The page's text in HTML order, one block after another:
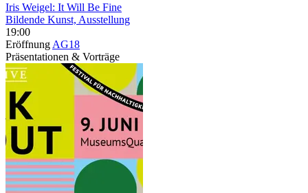
Iris Weigel: It Will Be Fine
Bildende Kunst, Ausstellung
19:00
Eröffnung AG18
Präsentationen & Vorträge